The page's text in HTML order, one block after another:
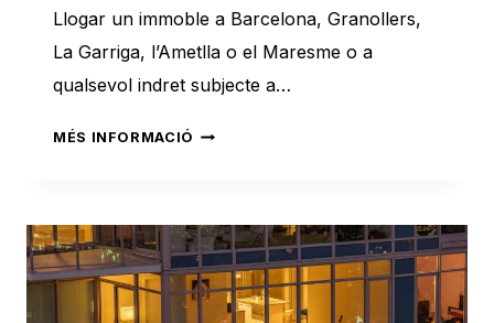
Llogar un immoble a Barcelona, Granollers,
La Garriga, l’Ametlla o el Maresme o a
qualsevol indret subjecte a…
MÉS INFORMACIÓ GESTIÓ
TOT
SOBRE
LES